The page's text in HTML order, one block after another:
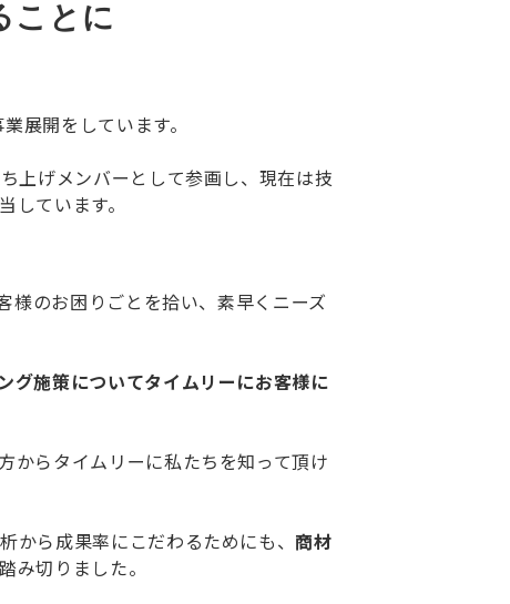
ことに
展開をしています。
上げメンバーとして参画し、現在は技
ています。
のお困りごとを拾い、素早くニーズ
グ施策についてタイムリーにお客様に
からタイムリーに私たちを知って頂け
ら成果率にこだわるためにも、 商材
み切りました。